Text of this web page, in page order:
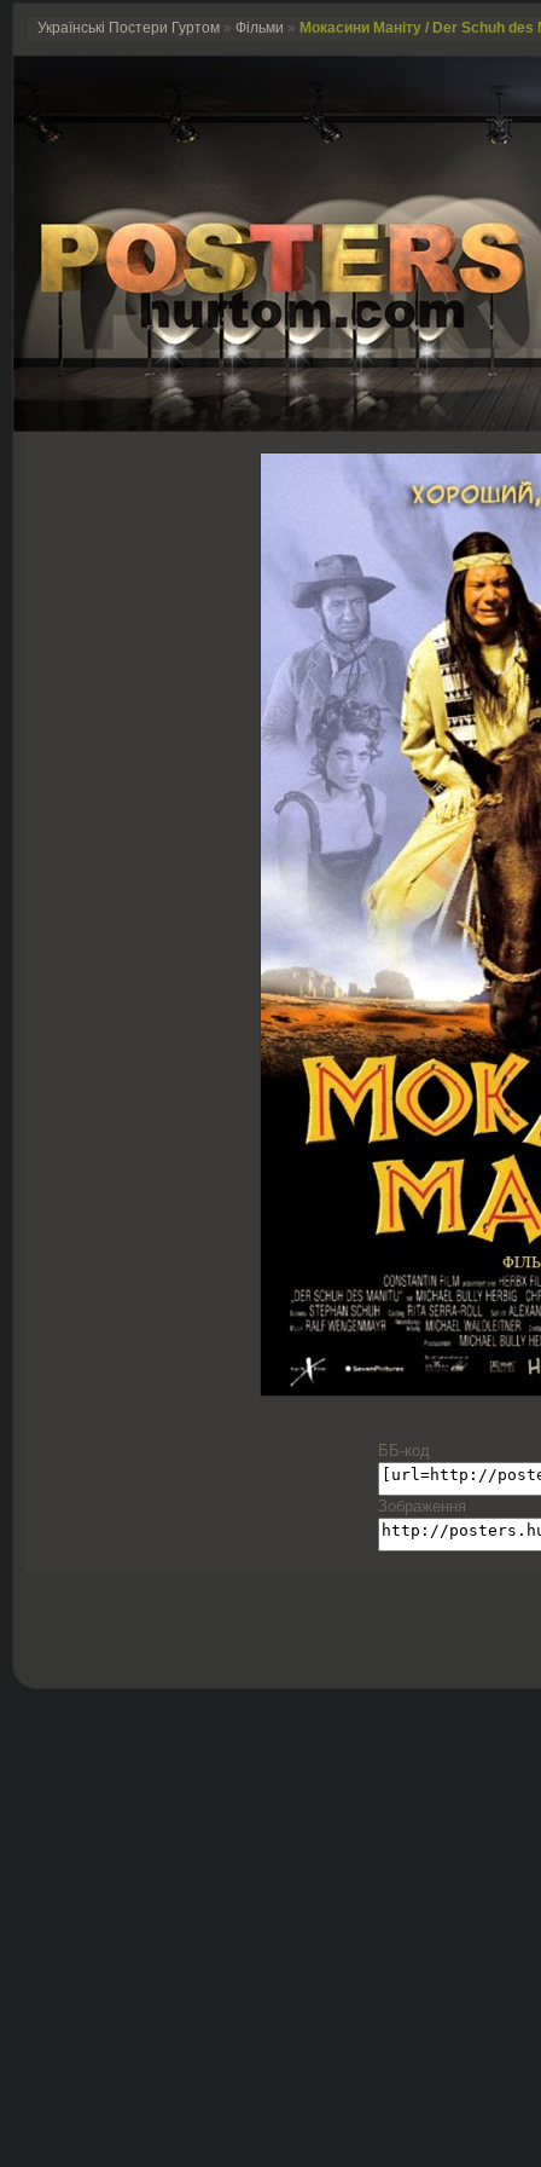
Українські Постери Гуртом » Фільми » Мокасини Маніту / Der Schuh des
ББ-код
Зображення